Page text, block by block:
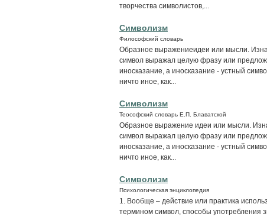
творчества символистов,...
Символизм
Философский словарь
Образное выражениеидеи или мысли.
символ выражал целую фразу или
иносказание, а иносказание - устный
ничто иное, как...
Символизм
Теософский словарь Е.П. Блаватской
Образное выражение идеи или мысли.
символ выражал целую фразу или
иносказание, а иносказание - устный
ничто иное, как...
Символизм
Психологическая энциклопедия
1. Вообще – действие или практика
термином символ, способы употребления